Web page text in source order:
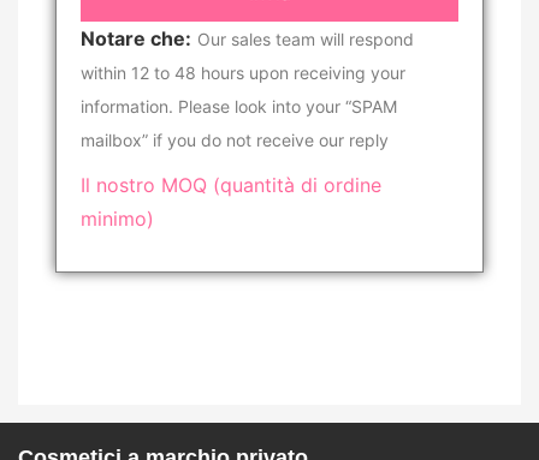
Notare che: Our sales team will respond
within 12 to 48 hours upon receiving your
information. Please look into your “SPAM
mailbox” if you do not receive our reply
Il nostro MOQ (quantità di ordine
minimo)